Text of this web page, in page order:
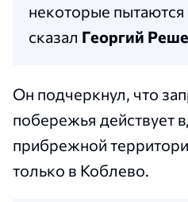
некоторые пытаются
сказал Георгий
Он подчеркнул, что
побережья действует
прибрежной
только в Коблево.